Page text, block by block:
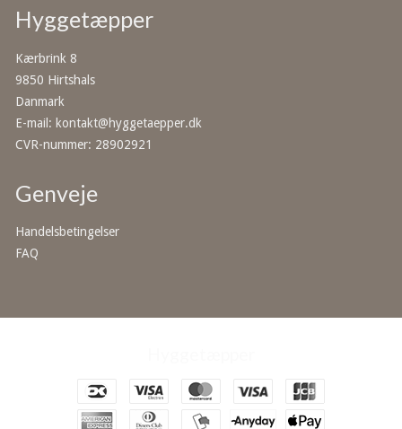
Hyggetæpper
Kærbrink 8
9850 Hirtshals
Danmark
E-mail: kontakt@hyggetaepper.dk
CVR-nummer: 28902921
Genveje
Handelsbetingelser
FAQ